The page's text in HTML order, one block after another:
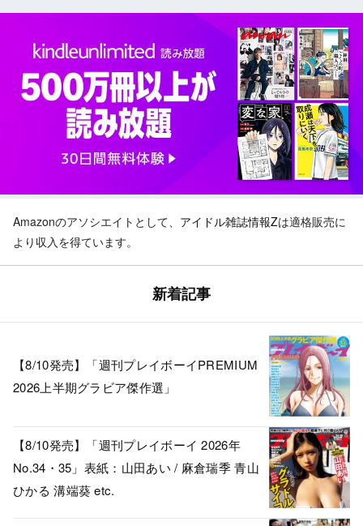
Amazonのアソシエイトとして、 アイドル雑誌情報Zは適格販売に
より収入を得ています。
新着記事
【8/10発売】「週刊プレイボーイPREMIUM
2026上半期グラビア傑作選」
【8/10発売】「週刊プレイボーイ 2026年
No.34・35」表紙：山田あい / 麻倉瑞季 青山
ひかる 溝端葵 etc.